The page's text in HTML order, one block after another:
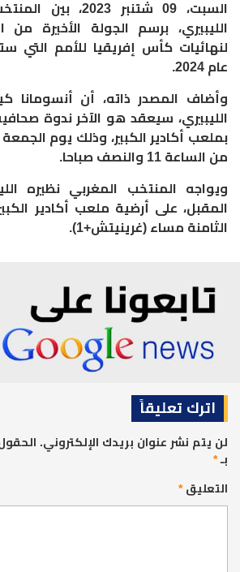
السبت، 09 شتنبر
الليبيري، برسم الجولة الأخيرة من
لنهائيات كأس إفريقيا للأمم التي
عام 2024.
وأضاف المصدر ذاته، أن أنسومانا
الليبيري، سيعقد هو الآخر ندوة
من الساعة 11 والنصف صباحا.
ويواجه المنتخب المغربي نظيره
المقبل، على أرضية ملعب أكادير
الثامنة مساء (غرينيتش+1).
اترك تعليقاً
لن يتم نشر عنوان بريدك الإلكتروني.
بـ*
التعليق*